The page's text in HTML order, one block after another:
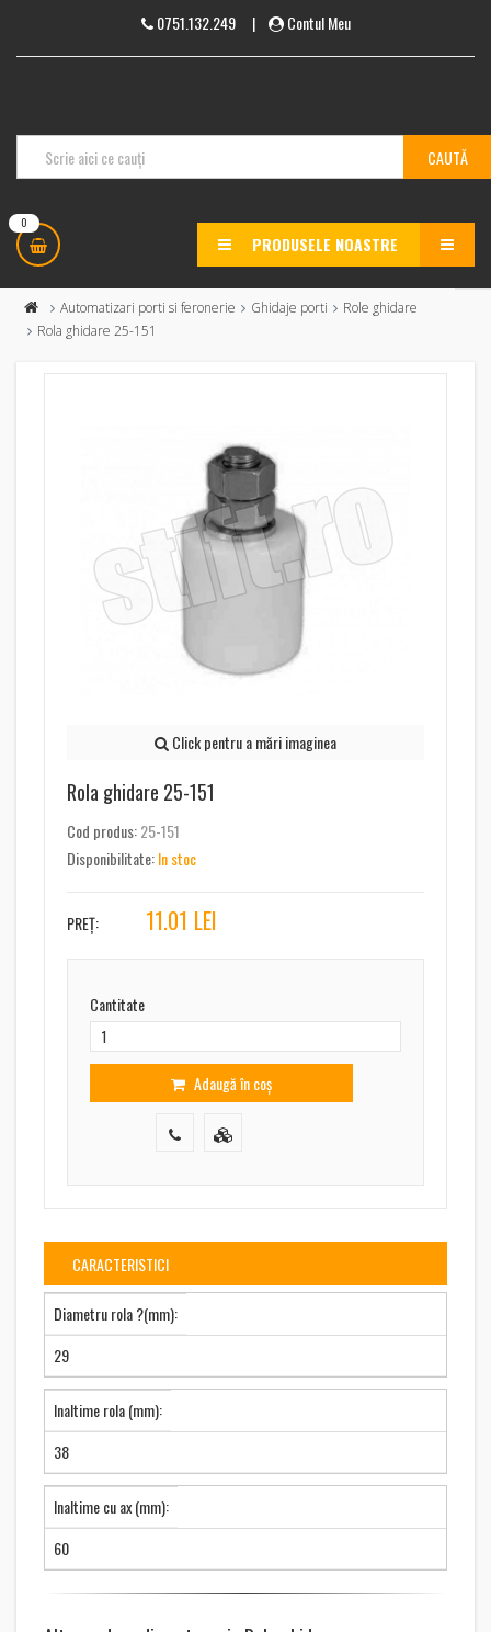
0751.132.249| Contul Meu
0
PRODUSELE NOASTRE MENU
Automatizari porti si feronerie Ghidaje porti
Role ghidare
Rola ghidare 25-151
Click pentru a mări imaginea
Rola ghidare 25-151
Cod produs:25-151
Disponibilitate:In stoc
PREȚ: 11.01 LEI
Cantitate
Adaugă în coș
CARACTERISTICI
Diametru rola ?(mm):
29
Inaltime rola (mm):
38
Inaltime cu ax (mm):
60